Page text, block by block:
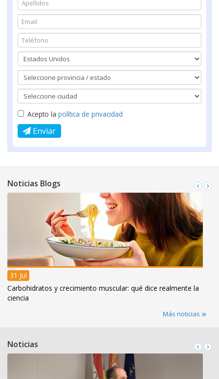
Acepto la política de privacidad
Enviar
Noticias Blogs
31 Jul
Carbohidratos y crecimiento muscular: qué dice realmente la
ciencia
Más noticias
Noticias